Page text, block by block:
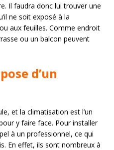
Il faudra donc lui trouver une
ne soit exposé à la
aux feuilles. Comme endroit
ou un balcon peuvent
d’un
et la climatisation est l’un
y faire face. Pour installer
à un professionnel, ce qui
En effet, ils sont nombreux à